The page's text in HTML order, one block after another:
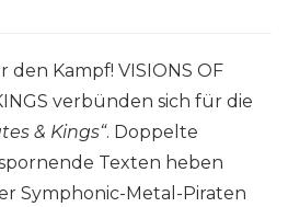
Kampf! VISIONS OF
verbünden sich für die
& Kings“. Doppelte
Texten heben
Symphonic-Metal-Piraten